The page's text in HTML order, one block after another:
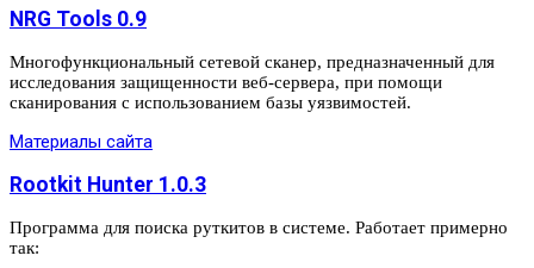
NRG Tools 0.9
Многофункциональный сетевой сканер, предназначенный для
исследования защищенности веб-сервера, при помощи
сканирования с использованием базы уязвимостей.
Материалы сайта
Rootkit Hunter 1.0.3
Программа для поиска руткитов в системе. Работает примерно
так: